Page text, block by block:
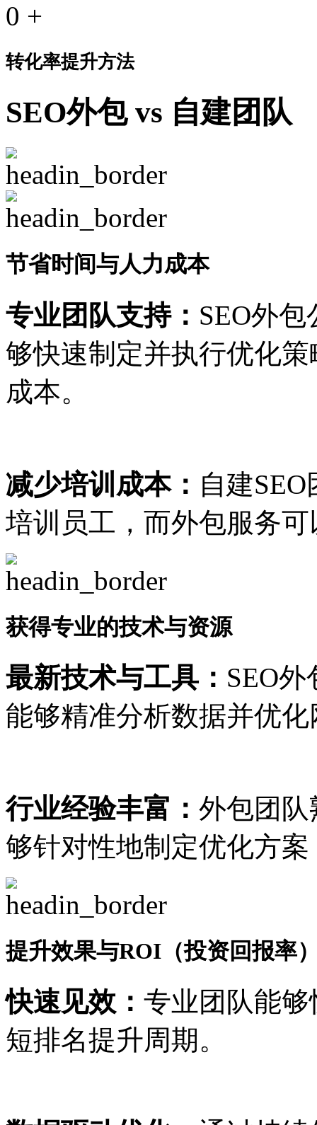
0 +
转化率提升方法
SEO外包 vs 自建团队
节省时间与人力成本
专业团队支持： SEO外
够快速制定并执行优化
成本。
减少培训成本： 自建
培训员工，而外包服务
获得专业的技术与资源
最新技术与工具： SEO
能够精准分析数据并优化
行业经验丰富： 外包团队
够针对性地制定优化方
提升效果与ROI（投资回报率
快速见效： 专业团队能
短排名提升周期。